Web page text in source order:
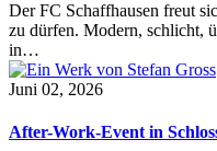
Der FC Schaffhausen freut
zu dürfen. Modern, schlicht,
in…
Juni 02, 2026
After-Work-Event in